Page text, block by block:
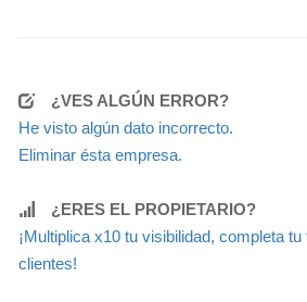
¿VES ALGÚN ERROR?
He visto algún dato incorrecto.
Eliminar ésta empresa.
¿ERES EL PROPIETARIO?
¡Multiplica x10 tu visibilidad, completa
clientes!